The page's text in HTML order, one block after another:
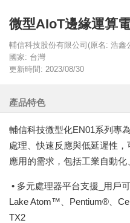
微型AIoT邊緣運算
輔信科技股份有限公司(原名: 浩鑫
國家: 台灣
更新時間: 2023/08/30
產品特色
輔信科技微型化EN01系列專
處理、快速反應與低延遲性
應用的需求，包括工業自動化
• 多元處理器平台支援_用戶
Lake Atom™、Pentium®、
TX2